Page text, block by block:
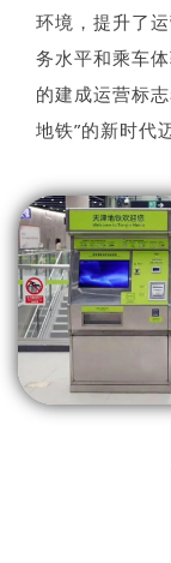
环境，提升了
务水平和乘车
的建成运营标
地铁”的新时代